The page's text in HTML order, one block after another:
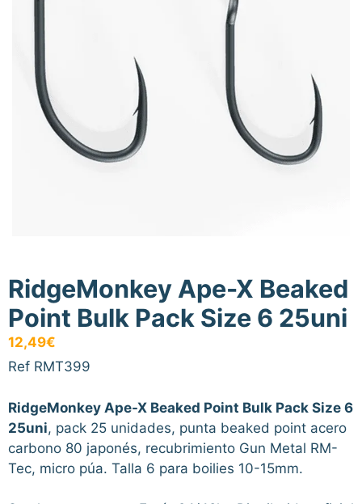
RidgeMonkey Ape-X Beaked
Point Bulk Pack Size 6 25uni
12,49€
Ref RMT399
RidgeMonkey Ape-X Beaked Point Bulk Pack Size 6
25uni, pack 25 unidades, punta beaked point acero
carbono 80 japonés, recubrimiento Gun Metal RM-
Tec, micro púa. Talla 6 para boilies 10-15mm.